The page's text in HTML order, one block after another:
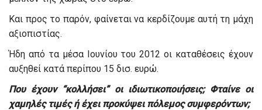
Και προς το παρόν, φαίνεται να κερδίζουμε αυτή τη μάχη
αξιοπιστίας.
Ήδη από τα μέσα Ιουνίου του 2012 οι καταθέσεις έχουν
αυξηθεί κατά περίπου 15 δισ. ευρώ.
Που έχουν “κολλήσει” οι ιδιωτικοποιήσεις; Φταίνε οι
χαμηλές τιμές ή έχει προκύψει πόλεμος συμφερόντων;